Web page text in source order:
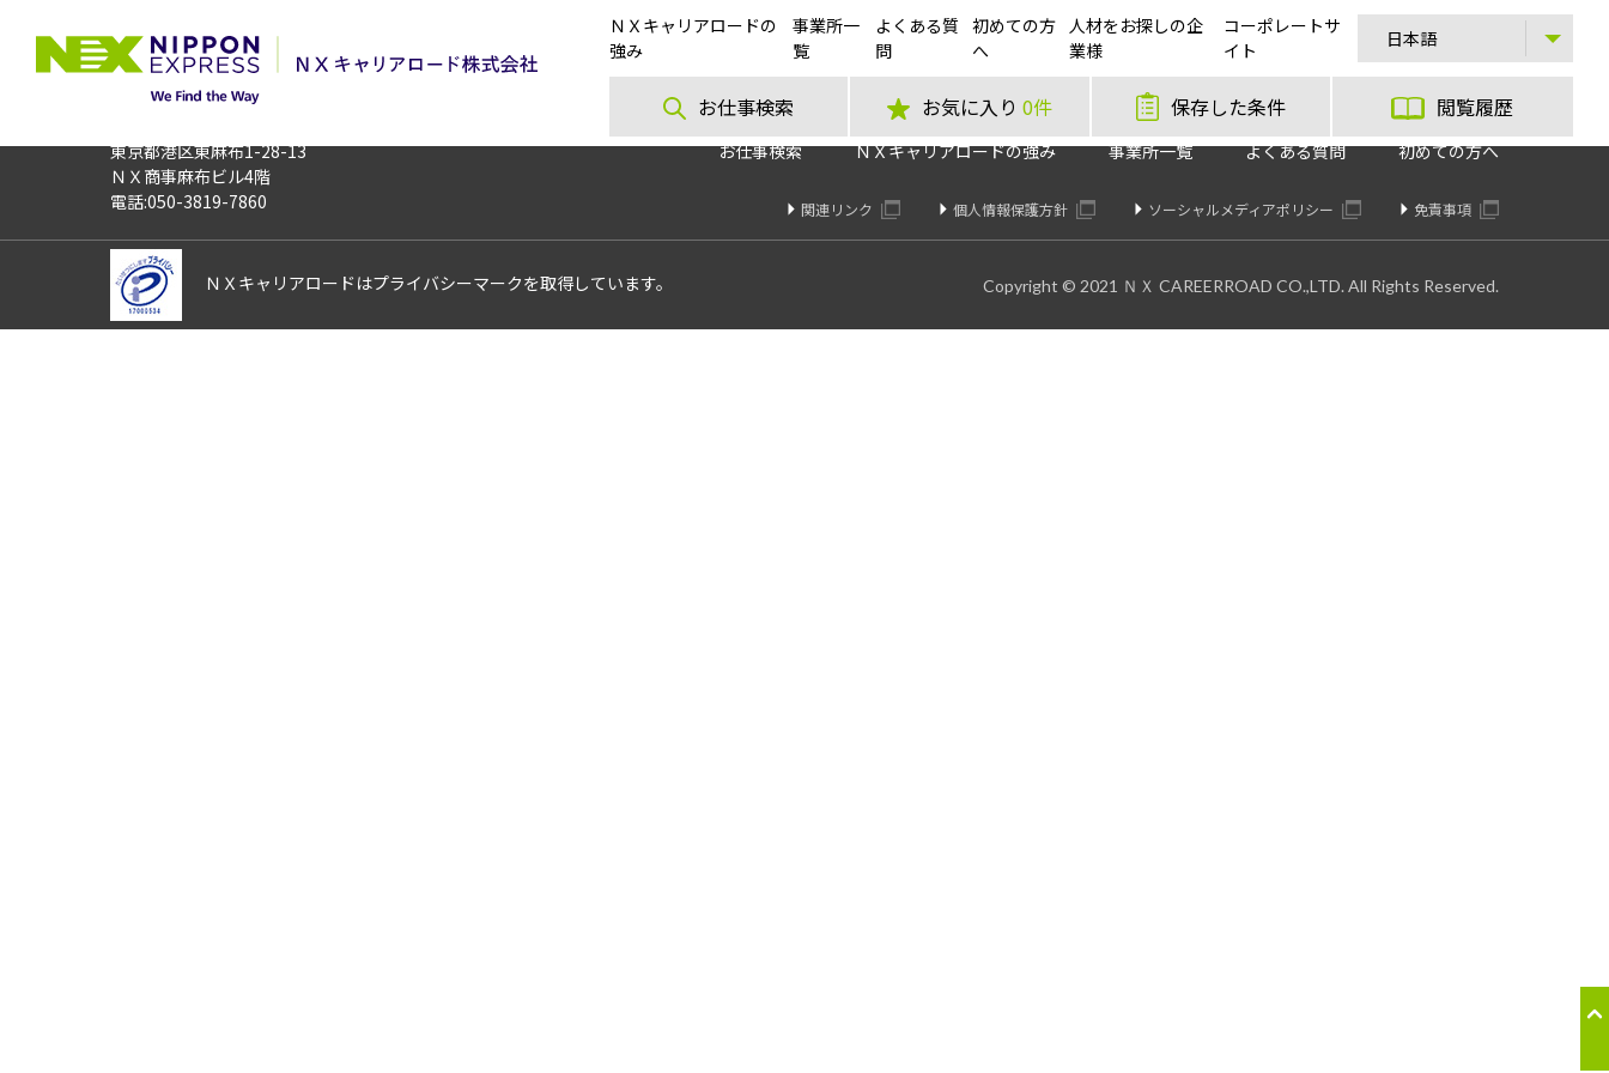
ＮＸキャリアロードの
強み
事業所一
覧
よくある質
問
初めての方
へ
人材をお探しの企
業様
コーポレートサ
イト
お仕事検索 お気に入り 0件 保存した条件 閲覧履歴
［時給1800円/半導体関連メーカー製品の在庫管理事務］
お仕事番号013502
東京都港区東麻布1-28-13
ＮＸ商事麻布ビル4階
電話:050-3819-7860
お仕事検索 ＮＸキャリアロードの強み 事業所一覧 よくある質問 初めての方へ
関連リンク 個人情報保護方針 ソーシャルメディアポリシー 免責事項
ＮＸキャリアロードはプライバシーマークを取得しています。 Copyright © 2021 ＮＸ CAREERROAD CO.,LTD. All Rights Reserved.